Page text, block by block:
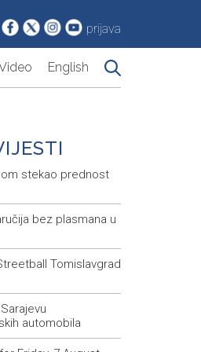
prijava
English
stekao prednost
bez plasmana u
Tomislavgrad
automobila